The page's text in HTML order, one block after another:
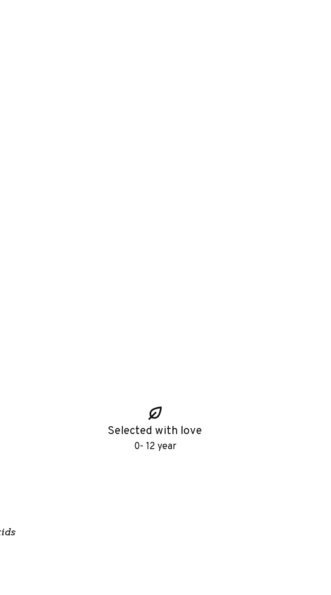
Selected with love
0- 12 year